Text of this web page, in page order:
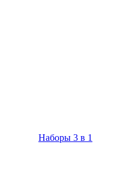
Наборы 3 в 1